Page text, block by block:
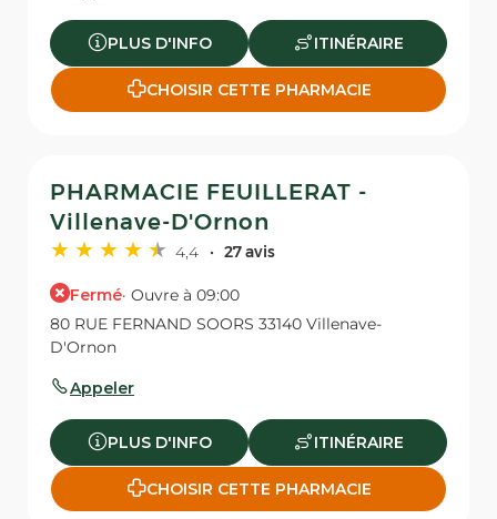
PLUS D'INFO ITINÉRAIRE
CHOISIR CETTE PHARMACIE
PHARMACIE FEUILLERAT -
Villenave-D'Ornon
4,4 27 avis
Fermé· Ouvre à 09:00
80 RUE FERNAND SOORS 33140 Villenave-
D'Ornon
Appeler
PLUS D'INFO ITINÉRAIRE
CHOISIR CETTE PHARMACIE